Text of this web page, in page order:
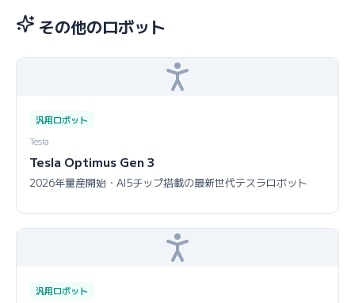
その他のロボット
汎用ロボット
Tesla
Tesla Optimus Gen 3
2026年量産開始・AI5チップ搭載の最新世代テスラロボット
汎用ロボット